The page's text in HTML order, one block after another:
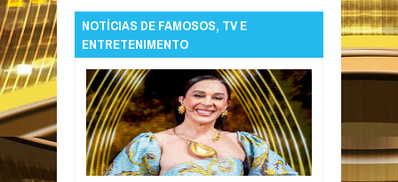
NOTÍCIAS DE FAMOSOS, TV E
ENTRETENIMENTO